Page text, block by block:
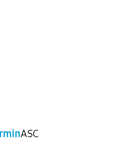
ASC